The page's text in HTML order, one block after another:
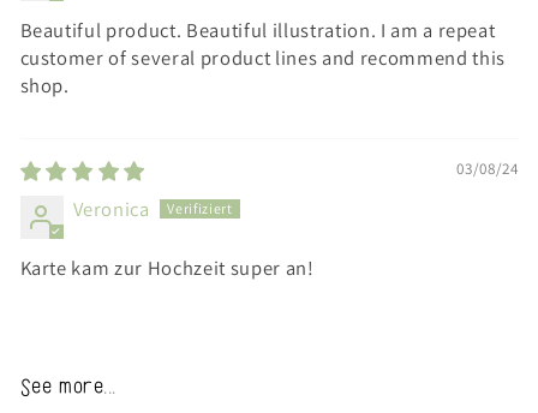
Beautiful product. Beautiful illustration. I am a repeat
customer of several product lines and recommend this
shop.
03/08/24
Veronica
Karte kam zur Hochzeit super an!
See more...